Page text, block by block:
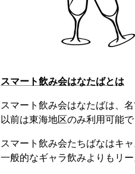
スマート飲み会はなたばとは
スマート飲み会はなたばは、
以前は東海地区のみ利用可能
スマート飲み会たちばなはキ
一般的なギャラ飲みよりもリ